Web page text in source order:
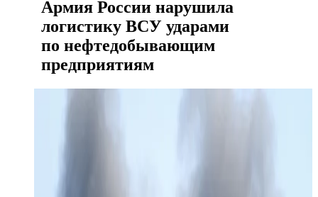
Армия России нарушила
логистику ВСУ ударами
по нефтедобывающим
предприятиям